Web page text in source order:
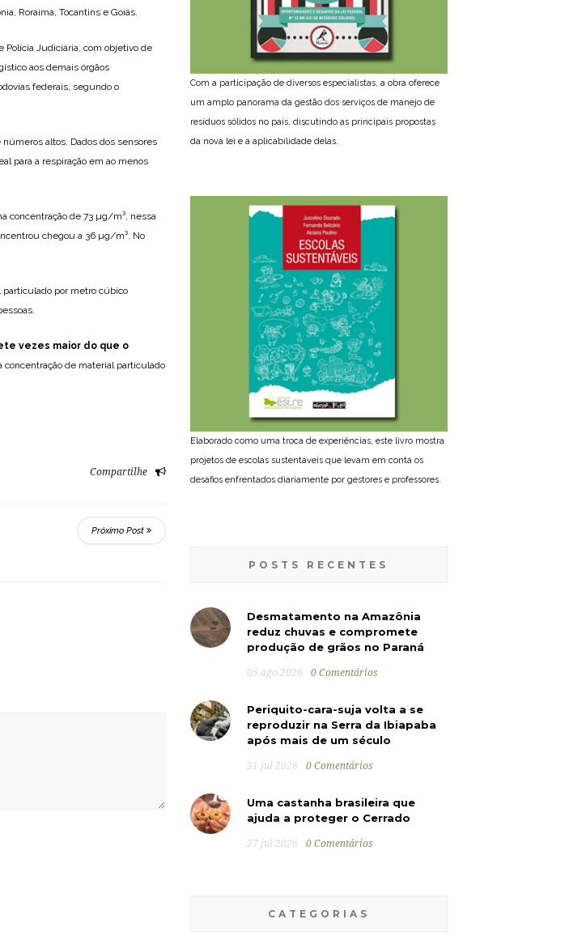
Roraima, Tocantins e Goiás.
Polícia Judiciária, com objetivo de
aos demais órgãos
federais, segundo o
altos. Dados dos sensores
para a respiração em ao menos
concentração de 73 µg/m³, nessa
chegou a 36 µg/m³. No
por metro cúbico
vezes maior do que o
concentração de material particulado
Compartilhe
Próximo Post
Com a participação de diversos especialistas, a obra oferece
um amplo panorama da gestão dos serviços de manejo de
resíduos sólidos no país, discutindo as principais propostas
da nova lei e a aplicabilidade delas.
Elaborado como uma troca de experiências, este livro mostra
projetos de escolas sustentáveis que levam em conta os
desafios enfrentados diariamente por gestores e professores.
POSTS RECENTES
Desmatamento na Amazônia
reduz chuvas e compromete
produção de grãos no Paraná
05 ago 2026 0 Comentários
Periquito-cara-suja volta a se
reproduzir na Serra da Ibiapaba
após mais de um século
31 jul 2026 0 Comentários
Uma castanha brasileira que
ajuda a proteger o Cerrado
27 jul 2026 0 Comentários
CATEGORIAS